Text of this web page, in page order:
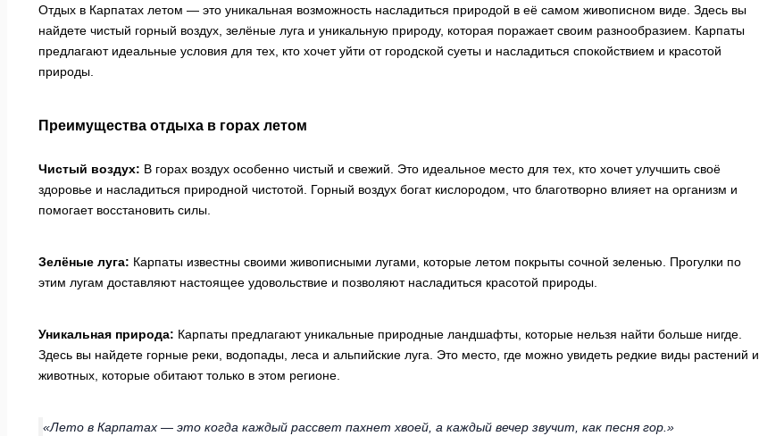
Отдых в Карпатах летом — это уникальная возможность насладиться природой в её самом живописном виде. Здесь вы
найдете чистый горный воздух, зелёные луга и уникальную природу, которая поражает своим разнообразием. Карпаты
предлагают идеальные условия для тех, кто хочет уйти от городской суеты и насладиться спокойствием и красотой
природы.
Преимущества отдыха в горах летом
Чистый воздух: В горах воздух особенно чистый и свежий. Это идеальное место для тех, кто хочет улучшить своё
здоровье и насладиться природной чистотой. Горный воздух богат кислородом, что благотворно влияет на организм и
помогает восстановить силы.
Зелёные луга: Карпаты известны своими живописными лугами, которые летом покрыты сочной зеленью. Прогулки по
этим лугам доставляют настоящее удовольствие и позволяют насладиться красотой природы.
Уникальная природа: Карпаты предлагают уникальные природные ландшафты, которые нельзя найти больше нигде.
Здесь вы найдете горные реки, водопады, леса и альпийские луга. Это место, где можно увидеть редкие виды растений и
животных, которые обитают только в этом регионе.
«Лето в Карпатах — это когда каждый рассвет пахнет хвоей, а каждый вечер звучит, как песня гор.»